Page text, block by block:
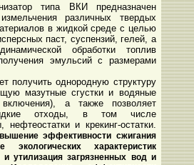
типа ВКИ предназначен
различных твердых
в жидкой среде с целью
паст, суспензий, гелей, а
обработки топлив
эмульсий с размерами
получить однородную структуру
мазутные сгустки и водяные
а также позволяет
отходы, в том числе
и крекинг-остатки.
эффективности сжигания
экологических характеристик
и утилизация загрязненных вод и